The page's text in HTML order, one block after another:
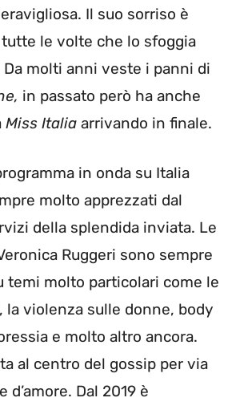
Il suo sorriso è
le volte che lo sfoggia
molti anni veste i panni di
in passato però ha anche
Miss Italia arrivando in finale.
in onda su Italia
molto apprezzati dal
della splendida inviata. Le
Ruggeri sono sempre
temi molto particolari come le
la violenza sulle donne, body
e molto altro ancora.
al centro del gossip per via
d’amore. Dal 2019 è